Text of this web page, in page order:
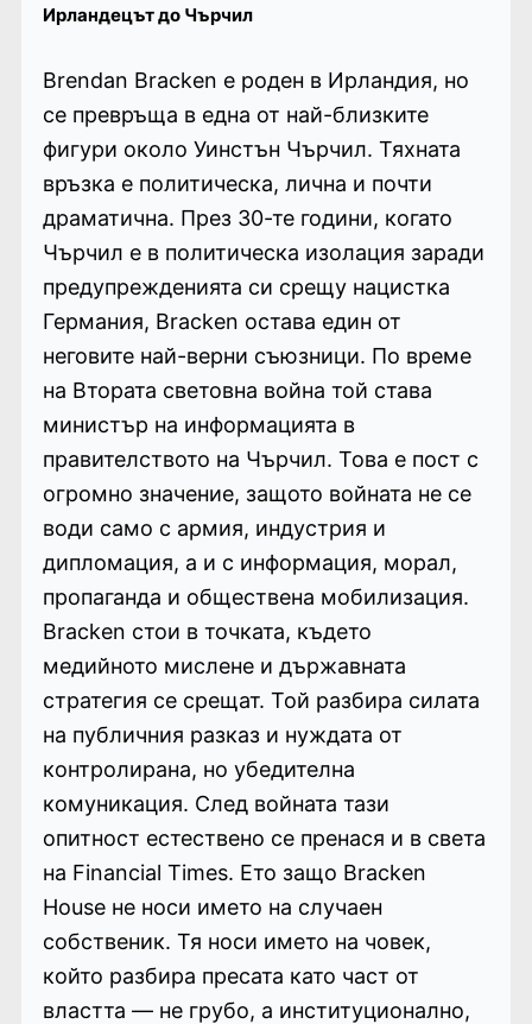
Ирландецът до Чърчил
Brendan Bracken е роден в Ирландия, но
се превръща в една от най-близките
фигури около Уинстън Чърчил. Тяхната
връзка е политическа, лична и почти
драматична. През 30-те години, когато
Чърчил е в политическа изолация заради
предупрежденията си срещу нацистка
Германия, Bracken остава един от
неговите най-верни съюзници. По време
на Втората световна война той става
министър на информацията в
правителството на Чърчил. Това е пост с
огромно значение, защото войната не се
води само с армия, индустрия и
дипломация, а и с информация, морал,
пропаганда и обществена мобилизация.
Bracken стои в точката, където
медийното мислене и държавната
стратегия се срещат. Той разбира силата
на публичния разказ и нуждата от
контролирана, но убедителна
комуникация. След войната тази
опитност естествено се пренася и в света
на Financial Times. Ето защо Bracken
House не носи името на случаен
собственик. Тя носи името на човек,
който разбира пресата като част от
властта — не грубо, а институционално,